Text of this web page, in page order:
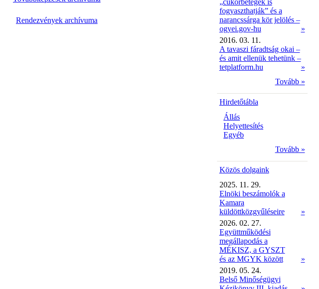
Rendezvények archívuma
„cukorbetegek is
fogyaszthatják” és a
narancssárga kör jelölés –
ogyei.gov-hu
»
2016. 03. 11.
A tavaszi fáradtság okai –
és amit ellenük tehetünk –
tetplatform.hu
»
Tovább »
Hirdetőtábla
Állás
Helyettesítés
Egyéb
Tovább »
Közös dolgaink
2025. 11. 29.
Elnöki beszámolók a
Kamara
küldöttközgyűléseire
»
2026. 02. 27.
Együttműködési
megállapodás a
MÉKISZ, a GYSZT
és az MGYK között
»
2019. 05. 24.
Belső Minőségügyi